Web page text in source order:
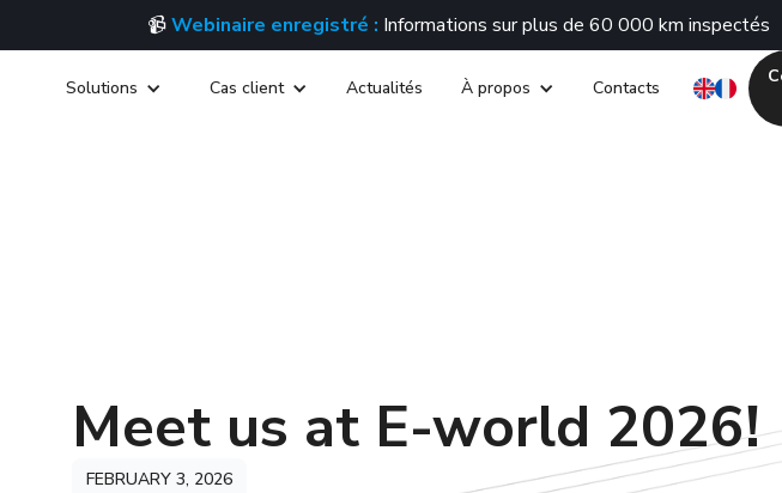
📹Webinaire enregistré : Informations sur plus de 60 000 km inspectés
Solutions Cas client Actualités À propos Contacts
Meet us at E-world 2026!
FEBRUARY 3, 2026